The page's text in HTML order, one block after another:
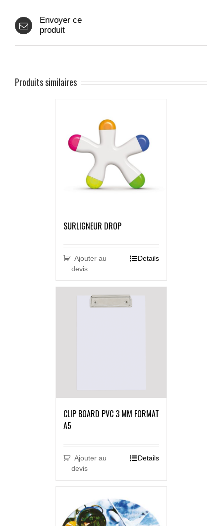
Envoyer ce
produit
Produits similaires
SURLIGNEUR DROP
Ajouter au
devis
Details
CLIP BOARD PVC 3 MM FORMAT
A5
Ajouter au
devis
Details